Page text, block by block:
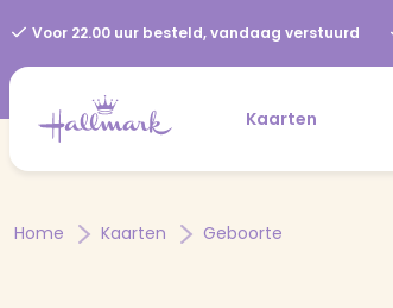
Voor 22.00 uur besteld, vandaag verstuurd
Kaarten
Home Kaarten Geboorte